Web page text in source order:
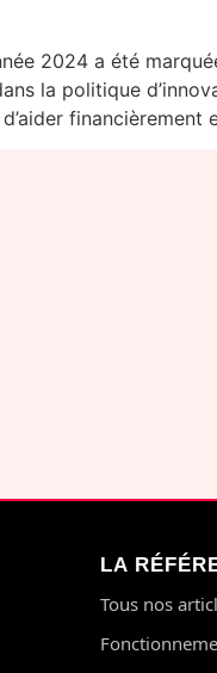
2024 a été
la politique
financièrement
LA
Tous nos